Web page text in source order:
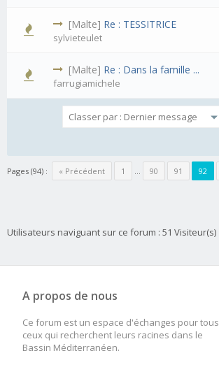
[Malte] Re : TESSITRICE
sylvieteulet
[Malte] Re : Dans la famille ...
farrugiamichele
Pages (94) : « Précédent 1 … 90 91 92
Utilisateurs naviguant sur ce forum : 51 Visiteur(s)
A propos de nous
Ce forum est un espace d'échanges pour tous
ceux qui recherchent leurs racines dans le
Bassin Méditerranéen.